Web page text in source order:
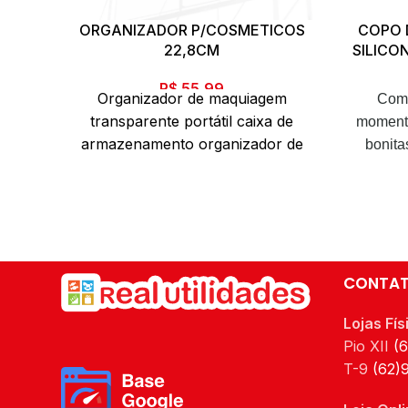
ORGANIZADOR P/COSMETICOS
22,8CM
R$ 55,99
Organizador de maquiagem
transparente portátil caixa de
armazenamento organizador de
COPO
com
Lojas
Pio XII
T-9